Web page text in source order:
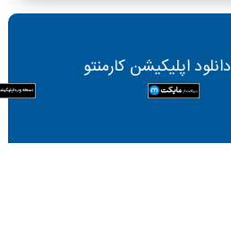
دانلود اپلیکیشن کارمنتو